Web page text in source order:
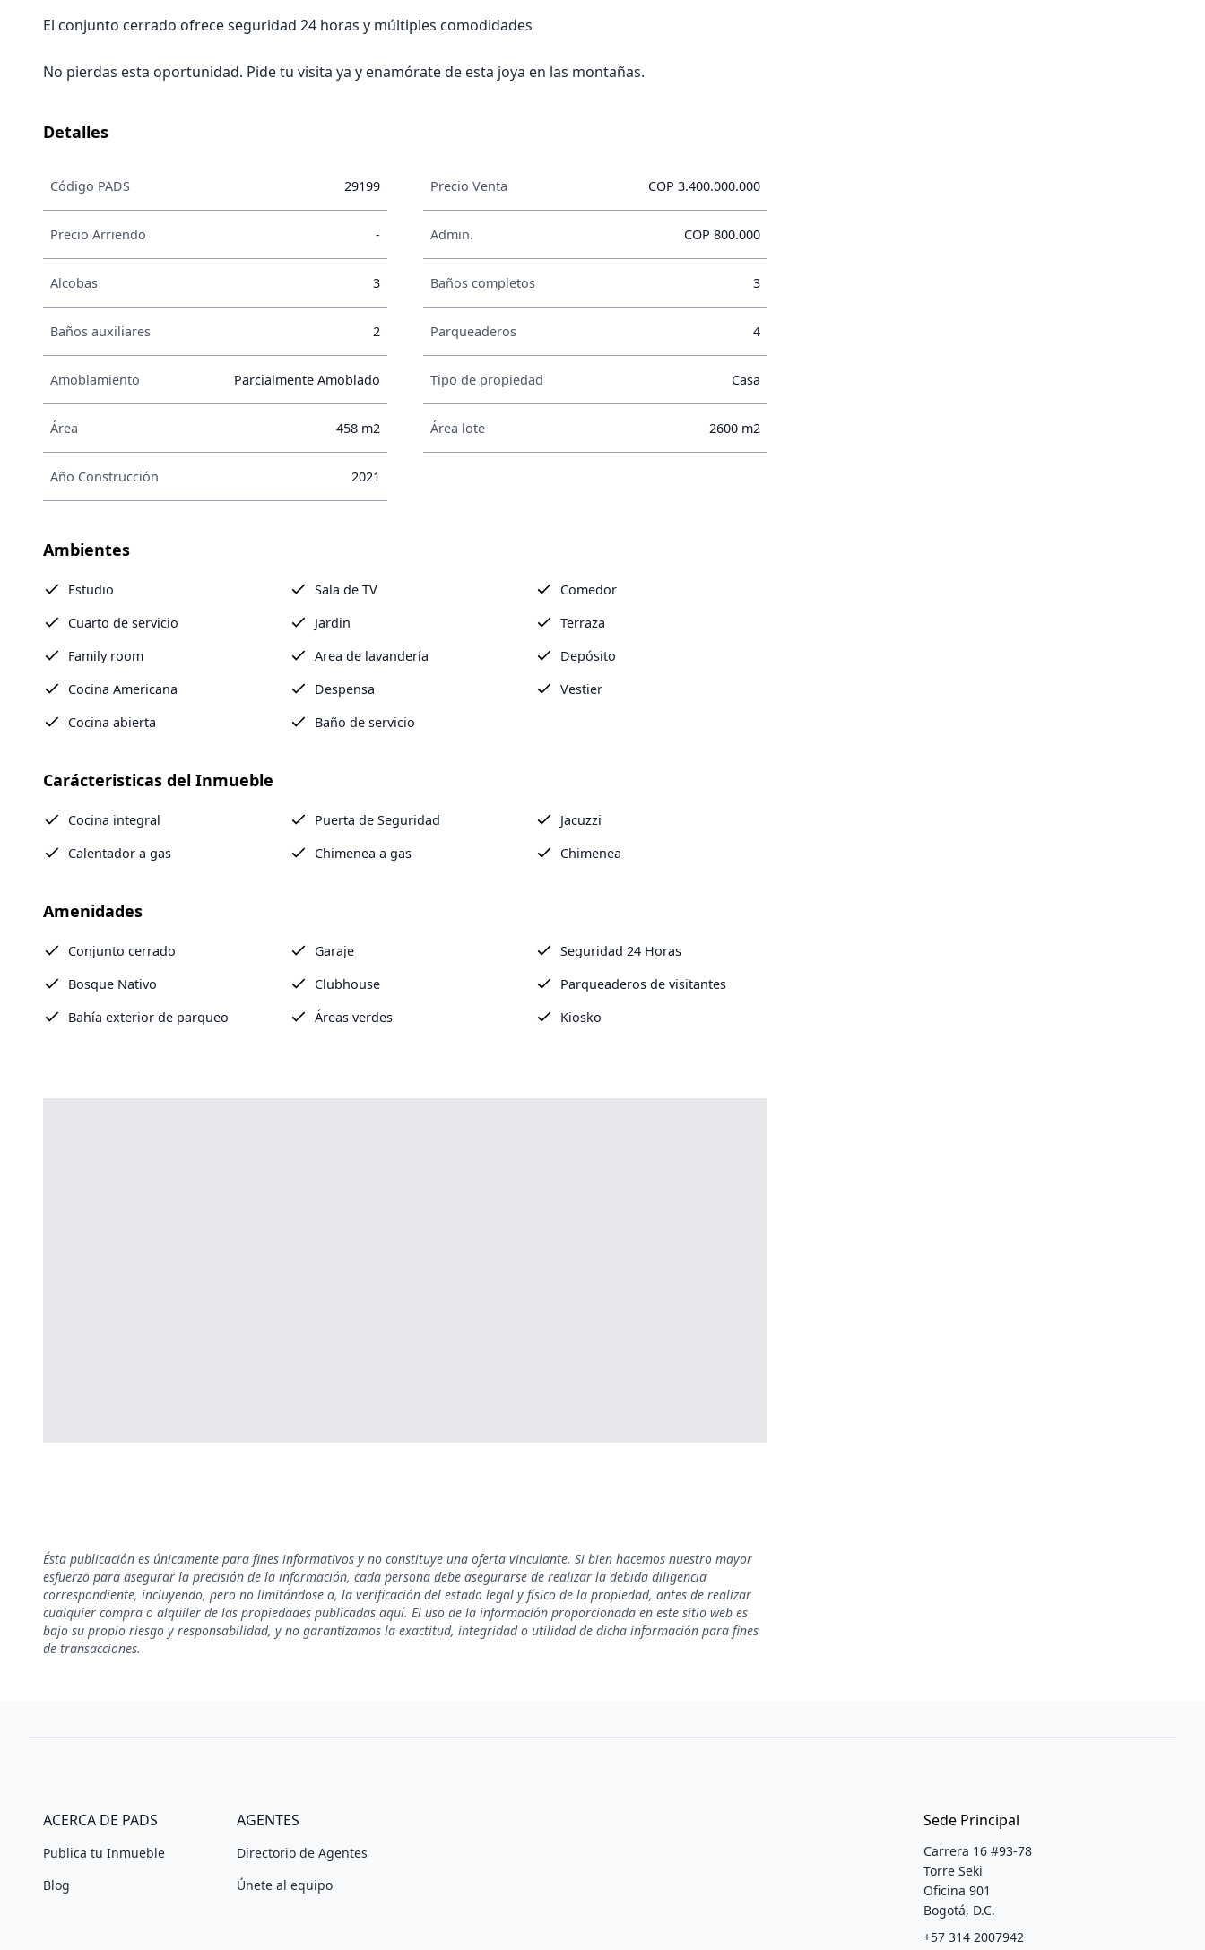
El conjunto cerrado ofrece seguridad 24 horas y múltiples comodidades
No pierdas esta oportunidad. Pide tu visita ya y enamórate de esta joya en las montañas.
Detalles
Código PADS 29199 Precio Venta COP 3.400.000.000
Precio Arriendo - Admin. COP 800.000
Alcobas 3 Baños completos 3
Baños auxiliares 2 Parqueaderos 4
Amoblamiento Parcialmente Amoblado Tipo de propiedad Casa
Área 458 m2 Área lote 2600 m2
Año Construcción 2021
Ambientes
Estudio Sala de TV
Comedor
Cuarto de servicio
Jardin
Terraza
Family room
Area de lavandería
Depósito
Cocina Americana
Despensa
Vestier
Cocina abierta
Baño de servicio
Carácteristicas del Inmueble
Cocina integral Puerta de Seguridad
Jacuzzi
Calentador a gas
Chimenea a gas Chimenea
Amenidades
Conjunto cerrado Garaje
Seguridad 24 Horas
Bosque Nativo
Clubhouse
Parqueaderos de visitantes
Bahía exterior de parqueo
Áreas verdes Kiosko
Ésta publicación es únicamente para fines informativos y no constituye una oferta vinculante. Si bien hacemos nuestro mayor
esfuerzo para asegurar la precisión de la información, cada persona debe asegurarse de realizar la debida diligencia
correspondiente, incluyendo, pero no limitándose a, la verificación del estado legal y físico de la propiedad, antes de realizar
cualquier compra o alquiler de las propiedades publicadas aquí. El uso de la información proporcionada en este sitio web es
bajo su propio riesgo y responsabilidad, y no garantizamos la exactitud, integridad o utilidad de dicha información para fines
de transacciones.
ACERCA DE PADS
Publica tu Inmueble
Blog
AGENTES
Directorio de Agentes
Únete al equipo
Sede Principal
Carrera 16 #93-78
Torre Seki
Oficina 901
Bogotá, D.C.
+57 314 2007942